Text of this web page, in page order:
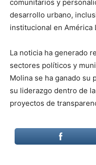
comunitarios y
desarrollo urbano,
institucional en América
La noticia ha generado
sectores políticos y
Molina se ha ganado su
su liderazgo dentro de
proyectos de